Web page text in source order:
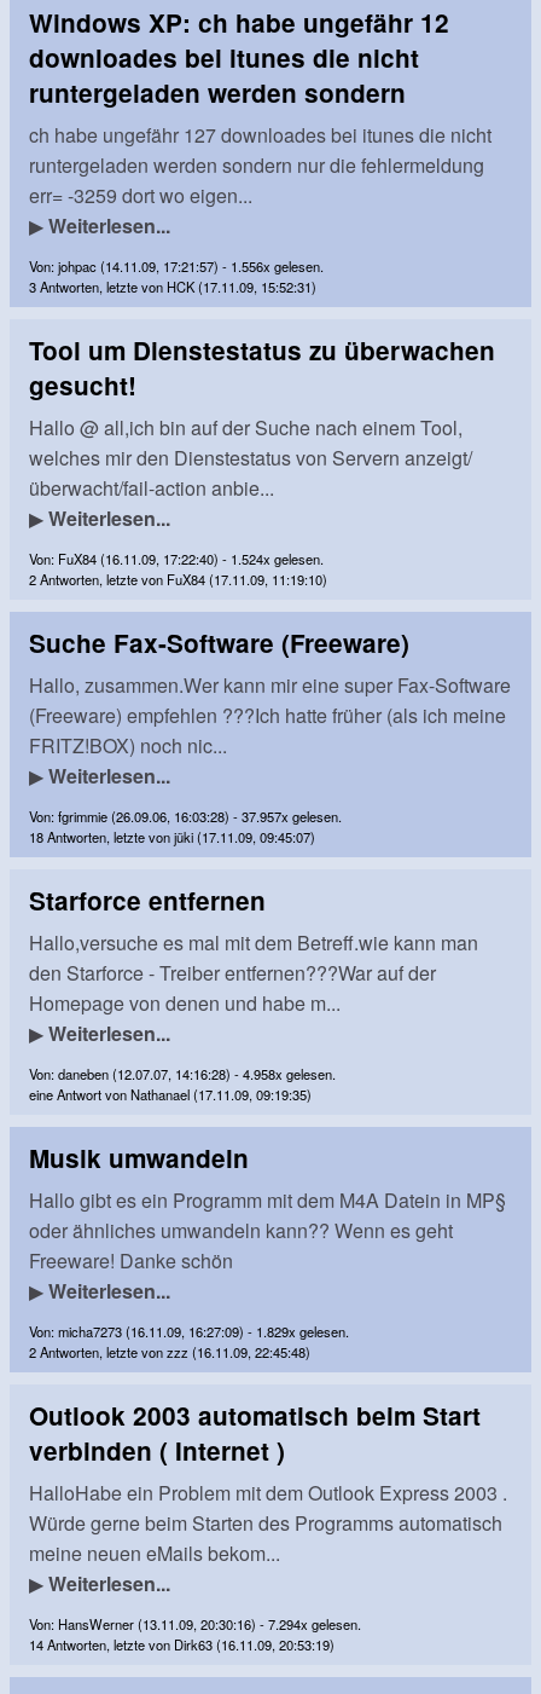
Windows XP: ch habe ungefähr 12
downloades bei itunes die nicht
runtergeladen werden sondern
ch habe ungefähr 127 downloades bei itunes die nicht
runtergeladen werden sondern nur die fehlermeldung
err= -3259 dort wo eigen...
▶Weiterlesen...
Von: johpac (14.11.09, 17:21:57) - 1.556x gelesen.
3 Antworten, letzte von HCK (17.11.09, 15:52:31)
Tool um Dienstestatus zu überwachen
gesucht!
Hallo @ all,ich bin auf der Suche nach einem Tool,
welches mir den Dienstestatus von Servern anzeigt/
überwacht/fail-action anbie...
▶Weiterlesen...
Von: FuX84 (16.11.09, 17:22:40) - 1.524x gelesen.
2 Antworten, letzte von FuX84 (17.11.09, 11:19:10)
Suche Fax-Software (Freeware)
Hallo, zusammen.Wer kann mir eine super Fax-Software
(Freeware) empfehlen ???Ich hatte früher (als ich meine
FRITZ!BOX) noch nic...
▶Weiterlesen...
Von: fgrimmie (26.09.06, 16:03:28) - 37.957x gelesen.
18 Antworten, letzte von jüki (17.11.09, 09:45:07)
Starforce entfernen
Hallo,versuche es mal mit dem Betreff.wie kann man
den Starforce - Treiber entfernen???War auf der
Homepage von denen und habe m...
▶Weiterlesen...
Von: daneben (12.07.07, 14:16:28) - 4.958x gelesen.
eine Antwort von Nathanael (17.11.09, 09:19:35)
Musik umwandeln
Hallo gibt es ein Programm mit dem M4A Datein in MP§
oder ähnliches umwandeln kann?? Wenn es geht
Freeware! Danke schön
▶Weiterlesen...
Von: micha7273 (16.11.09, 16:27:09) - 1.829x gelesen.
2 Antworten, letzte von zzz (16.11.09, 22:45:48)
Outlook 2003 automatisch beim Start
verbinden ( Internet )
HalloHabe ein Problem mit dem Outlook Express 2003 .
Würde gerne beim Starten des Programms automatisch
meine neuen eMails bekom...
▶Weiterlesen...
Von: HansWerner (13.11.09, 20:30:16) - 7.294x gelesen.
14 Antworten, letzte von Dirk63 (16.11.09, 20:53:19)